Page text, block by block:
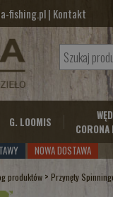
fishing.pl| Kontakt
G. LOOMIS
CORONA
NOWA DOSTAWA
produktów >Przynęty